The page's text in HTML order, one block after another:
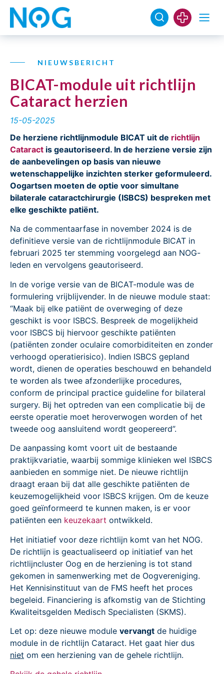
NIEUWSBERICHT
BICAT-module uit richtlijn
Cataract herzien
15-05-2025
De herziene richtlijnmodule BICAT uit de richtlijn
Cataract is geautoriseerd. In de herziene versie zijn
de aanbevelingen op basis van nieuwe
wetenschappelijke inzichten sterker geformuleerd.
Oogartsen moeten de optie voor simultane
bilaterale cataractchirurgie (ISBCS) bespreken met
elke geschikte patiënt.
Na de commentaarfase in november 2024 is de
definitieve versie van de richtlijnmodule BICAT in
februari 2025 ter stemming voorgelegd aan NOG-
leden en vervolgens geautoriseerd.
In de vorige versie van de BICAT-module was de
formulering vrijblijvender. In de nieuwe module staat:
“Maak bij elke patiënt de overweging of deze
geschikt is voor ISBCS. Bespreek de mogelijkheid
voor ISBCS bij hiervoor geschikte patiënten
(patiënten zonder oculaire comorbiditeiten en zonder
verhoogd operatierisico). Indien ISBCS gepland
wordt, dienen de operaties beschouwd en behandeld
te worden als twee afzonderlijke procedures,
conform de principal practice guideline for bilateral
surgery. Bij het optreden van een complicatie bij de
eerste operatie moet heroverwogen worden of het
tweede oog aansluitend wordt geopereerd”.
De aanpassing komt voort uit de bestaande
praktijkvariatie, waarbij sommige klinieken wel ISBCS
aanbieden en sommige niet. De nieuwe richtlijn
draagt eraan bij dat alle geschikte patiënten de
keuzemogelijkheid voor ISBCS krijgen. Om de keuze
goed geïnformeerd te kunnen maken, is er voor
patiënten een keuzekaart ontwikkeld.
Het initiatief voor deze richtlijn komt van het NOG.
De richtlijn is geactualiseerd op initiatief van het
richtlijncluster Oog en de herziening is tot stand
gekomen in samenwerking met de Oogvereniging.
Het Kennisinstituut van de FMS heeft het proces
begeleid. Financiering is afkomstig van de Stichting
Kwaliteitsgelden Medisch Specialisten (SKMS).
Let op: deze nieuwe module vervangt de huidige
module in de richtlijn Cataract. Het gaat hier dus
niet om een herziening van de gehele richtlijn.